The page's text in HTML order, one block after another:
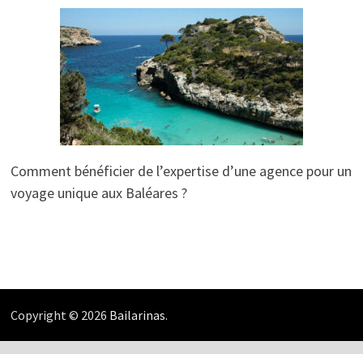
Comment bénéficier de l’expertise d’une agence pour un
voyage unique aux Baléares ?
Copyright © 2026 Bailarinas.